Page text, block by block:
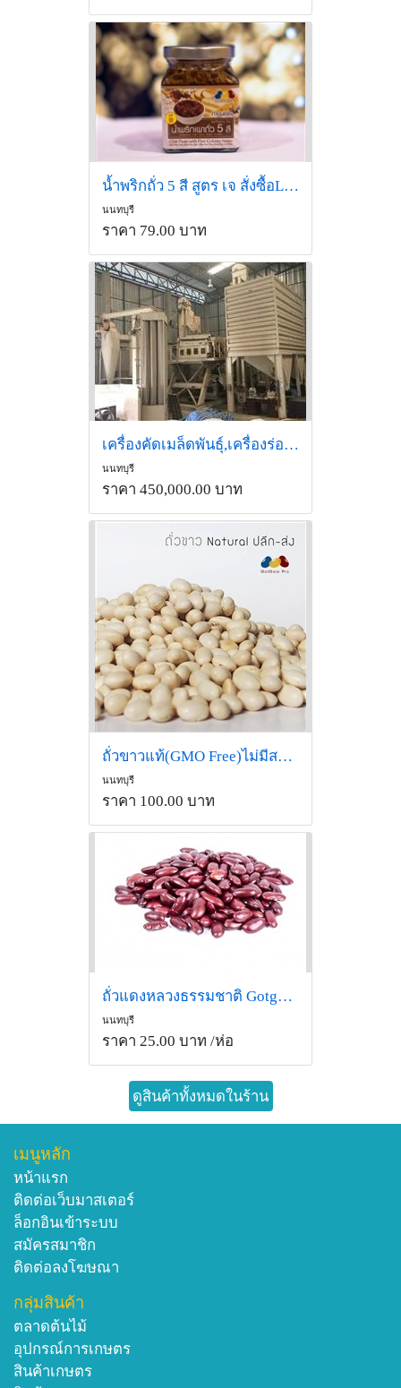
น้ำพริกถั่ว 5 สี สูตร เจ สั่งซื้อLine id:@gotgainpro
นนทบุรี
ราคา 79.00 บาท
เครื่องคัดเมล็ดพันธุ์,เครื่องร่อนเมล็ดธัญพืช
นนทบุรี
ราคา 450,000.00 บาท
ถั่วขาวแท้(GMO Free)ไม่มีสารเคมี สั่งซื้อLine id:@gotgainpro
นนทบุรี
ราคา 100.00 บาท
ถั่วแดงหลวงธรรมชาติ Gotgain Proสั่งซื้อLine id:@gotgainpro
นนทบุรี
ราคา 25.00 บาท /ห่อ
ดูสินค้าทั้งหมดในร้าน
เมนูหลัก
หน้าแรก
ติดต่อเว็บมาสเตอร์
ล็อกอินเข้าระบบ
สมัครสมาชิก
ติดต่อลงโฆษณา
กลุ่มสินค้า
ตลาดต้นไม้
อุปกรณ์การเกษตร
สินค้าเกษตร